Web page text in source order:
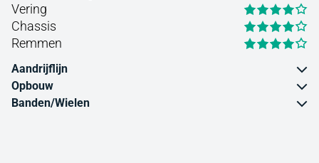
Vering
Chassis
Remmen
Aandrijflijn
Opbouw
Banden/Wielen